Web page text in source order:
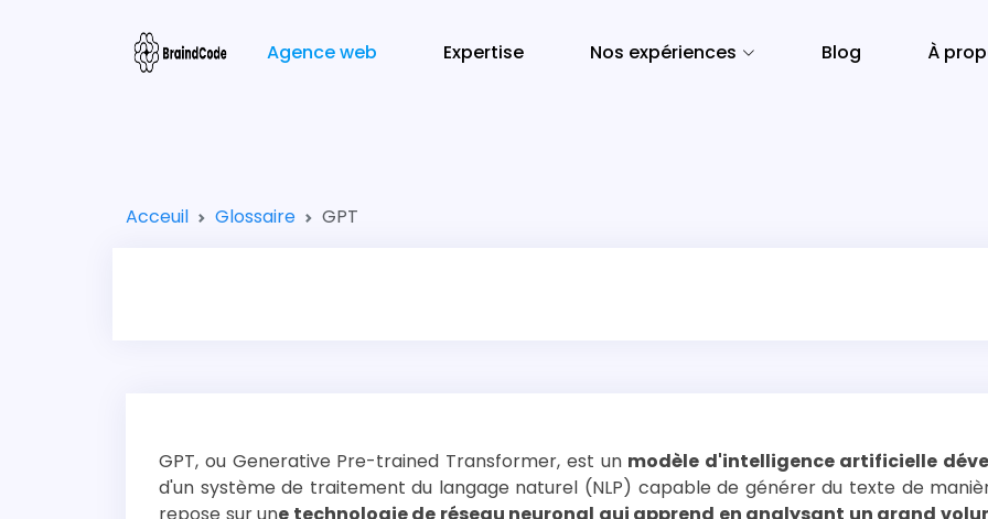
Agence web Expertise Nos expériences Blog À
Acceuil Glossaire GPT
GPT, ou Generative Pre-trained Transformer, est unmodèle d'intelligence artificielle
d'un système de traitement du langage naturel (NLP) capable de générer du texte de